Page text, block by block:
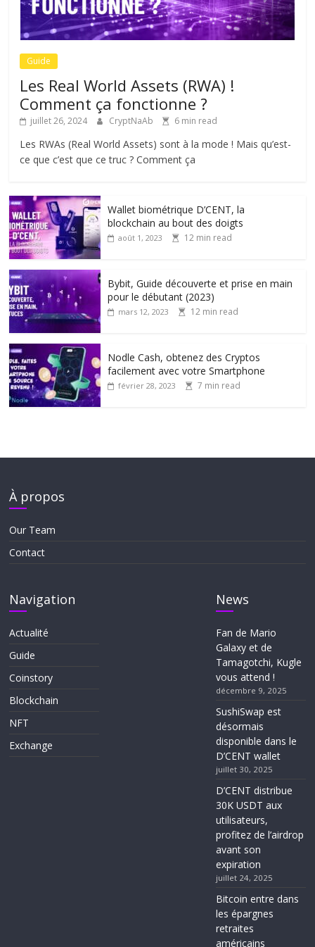
Guide
Les Real World Assets (RWA) !
Comment ça fonctionne ?
juillet 26, 2024 CryptNaAb 6 min read
Les RWAs (Real World Assets) sont à la mode ! Mais qu’est-
ce que c’est que ce truc ? Comment ça
Wallet biométrique D’CENT, la
blockchain au bout des doigts
août 1, 2023 12 min read
Bybit, Guide découverte et prise en main
pour le débutant (2023)
mars 12, 2023 12 min read
Nodle Cash, obtenez des Cryptos
facilement avec votre Smartphone
février 28, 2023 7 min read
À propos
Our Team
Contact
Navigation
Actualité
Guide
Coinstory
Blockchain
NFT
Exchange
News
Fan de Mario
Galaxy et de
Tamagotchi, Kugle
vous attend !
décembre 9, 2025
SushiSwap est
désormais
disponible dans le
D’CENT wallet
juillet 30, 2025
D’CENT distribue
30K USDT aux
utilisateurs,
profitez de l’airdrop
avant son
expiration
juillet 24, 2025
Bitcoin entre dans
les épargnes
retraites
américains